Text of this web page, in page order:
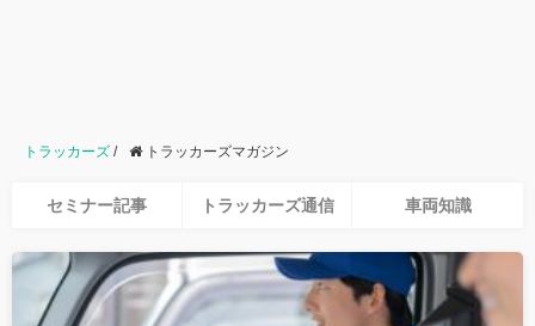
トラッカーズ / トラッカーズマガジン
セミナー記事 トラッカーズ通信 車両知識